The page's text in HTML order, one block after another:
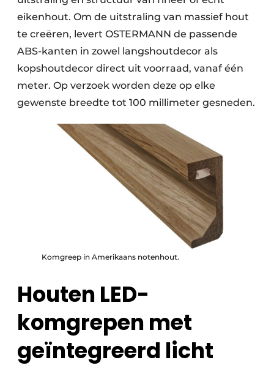
eikenhout. Om de uitstraling van massief hout
te creëren, levert OSTERMANN de passende
ABS-kanten in zowel langshoutdecor als
kopshoutdecor direct uit voorraad, vanaf één
meter. Op verzoek worden deze op elke
gewenste breedte tot 100 millimeter gesneden.
Komgreep in Amerikaans notenhout.
Houten LED-
komgrepen met
geïntegreerd licht